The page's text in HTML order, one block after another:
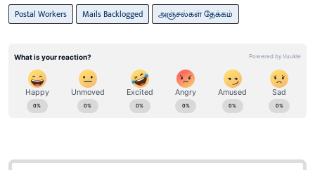
Postal Workers
Mails Backlogged அஞ்சல்கள் தேக்கம்